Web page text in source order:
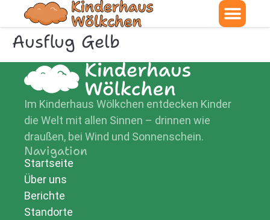
Ausflug Gelb
Im Kinderhaus Wölkchen entdecken Kinder
die Welt mit allen Sinnen – drinnen wie
draußen, bei Wind und Sonnenschein.
Navigation
Startseite
Über uns
Berichte
Standorte